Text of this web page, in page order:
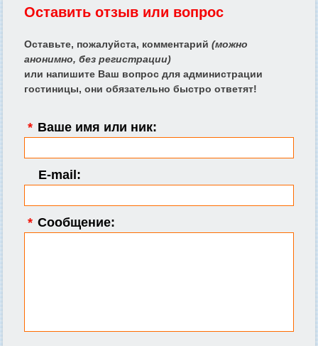
Оставить отзыв или вопрос
Оставьте, пожалуйста, комментарий (можно
анонимно, без регистрации)
или напишите Ваш вопрос для администрации
гостиницы, они обязательно быстро ответят!
* Ваше имя или ник:
E-mail:
* Сообщение: